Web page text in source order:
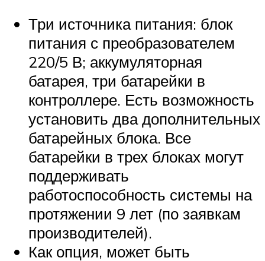
Три источника питания: блок
питания с преобразователем
220/5 В; аккумуляторная
батарея, три батарейки в
контроллере. Есть возможность
установить два дополнительных
батарейных блока. Все
батарейки в трех блоках могут
поддерживать
работоспособность системы на
протяжении 9 лет (по заявкам
производителей).
Как опция, может быть